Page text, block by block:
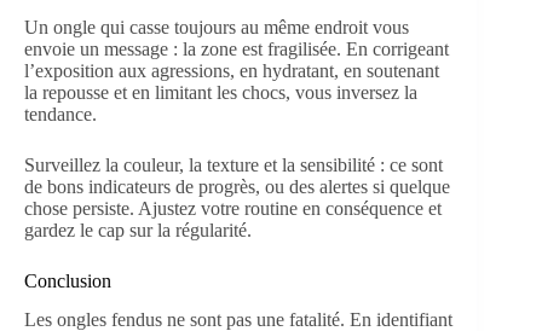
Un ongle qui casse toujours au même endroit vous
envoie un message : la zone est fragilisée. En corrigeant
l’exposition aux agressions, en hydratant, en soutenant
la repousse et en limitant les chocs, vous inversez la
tendance.
Surveillez la couleur, la texture et la sensibilité : ce sont
de bons indicateurs de progrès, ou des alertes si quelque
chose persiste. Ajustez votre routine en conséquence et
gardez le cap sur la régularité.
Conclusion
Les ongles fendus ne sont pas une fatalité. En identifiant